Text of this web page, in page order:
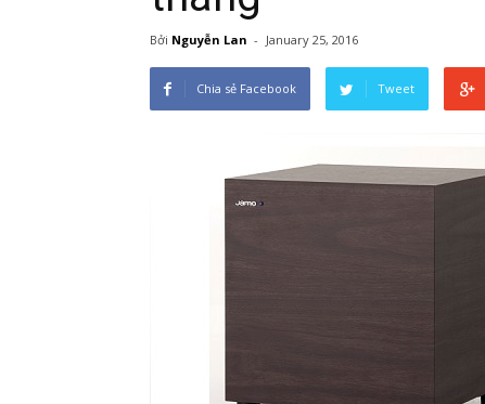
Bởi Nguyễn Lan - January 25, 2016
Chia sẻ Facebook Tweet